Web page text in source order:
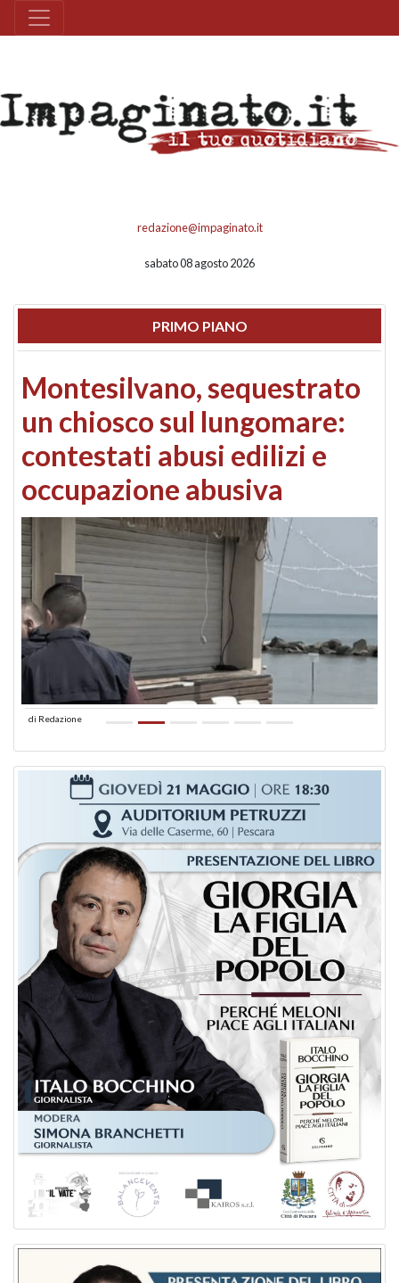
redazione@impaginato.it
sabato 08 agosto 2026
PRIMO PIANO
Montesilvano, sequestrato
un chiosco sul lungomare:
contestati abusi edilizi e
occupazione abusiva
di Redazione